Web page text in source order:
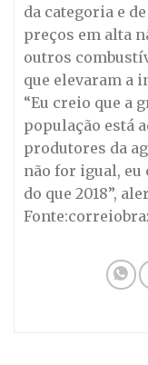
da categoria e
preços em alta
outros
que elevaram a
“Eu creio que a
população está
produtores da
não for igual, eu
do que 2018”,